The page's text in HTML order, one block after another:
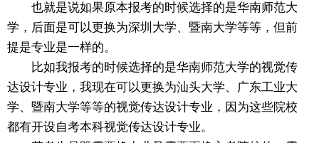
也就是说如果原本报考的时候选择的是华南师范大
学，后面是可以更换为深圳大学、暨南大学等等，但前
提是专业是一样的。
比如我报考的时候选择的是华南师范大学的视觉传
达设计专业，我现在可以更换为汕头大学、广东工业大
学、暨南大学等等的视觉传达设计专业，因为这些院校
都有开设自考本科视觉传达设计专业。